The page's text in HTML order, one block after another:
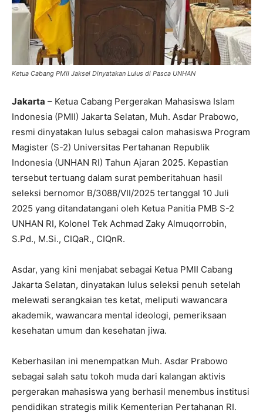
Ketua Cabang PMII Jaksel Dinyatakan Lulus di Pasca UNHAN
Jakarta – Ketua Cabang Pergerakan Mahasiswa Islam
Indonesia (PMII) Jakarta Selatan, Muh. Asdar Prabowo,
resmi dinyatakan lulus sebagai calon mahasiswa Program
Magister (S-2) Universitas Pertahanan Republik
Indonesia (UNHAN RI) Tahun Ajaran 2025. Kepastian
tersebut tertuang dalam surat pemberitahuan hasil
seleksi bernomor B/3088/VII/2025 tertanggal 10 Juli
2025 yang ditandatangani oleh Ketua Panitia PMB S-2
UNHAN RI, Kolonel Tek Achmad Zaky Almuqorrobin,
S.Pd., M.Si., CIQaR., CIQnR.
Asdar, yang kini menjabat sebagai Ketua PMII Cabang
Jakarta Selatan, dinyatakan lulus seleksi penuh setelah
melewati serangkaian tes ketat, meliputi wawancara
akademik, wawancara mental ideologi, pemeriksaan
kesehatan umum dan kesehatan jiwa.
Keberhasilan ini menempatkan Muh. Asdar Prabowo
sebagai salah satu tokoh muda dari kalangan aktivis
pergerakan mahasiswa yang berhasil menembus institusi
pendidikan strategis milik Kementerian Pertahanan RI.